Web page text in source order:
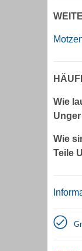
Wie
Wie
Teile